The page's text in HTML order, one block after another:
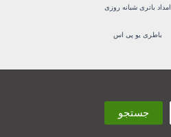
امداد باتری شبانه روزی
باطری یو پی اس
جستجو